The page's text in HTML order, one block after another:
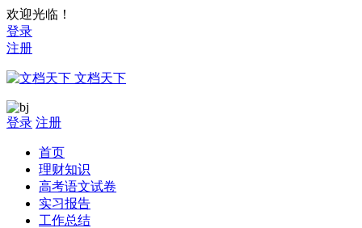
欢迎光临！
登录
注册
文档天下
登录 注册
首页
理财知识
高考语文试卷
实习报告
工作总结